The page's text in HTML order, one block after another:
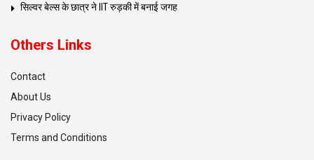
सिल्वर बेल्स के छात्र ने IIT रुड़की में बनाई जगह
Others Links
Contact
About Us
Privacy Policy
Terms and Conditions